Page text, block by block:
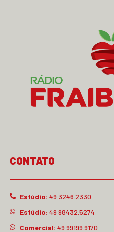
CONTATO
Estúdio: 49 3246.2330
Estúdio: 49 98432.5274
Comercial: 49 99199.9170